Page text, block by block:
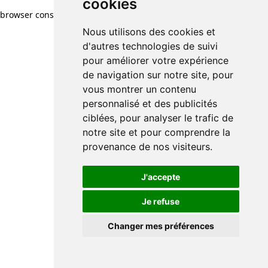
cookies
Nous utilisons des cookies et
d'autres technologies de suivi
pour améliorer votre expérience
de navigation sur notre site, pour
vous montrer un contenu
personnalisé et des publicités
ciblées, pour analyser le trafic de
notre site et pour comprendre la
provenance de nos visiteurs.
J'accepte
Je refuse
Changer mes préférences
browser console for more information)